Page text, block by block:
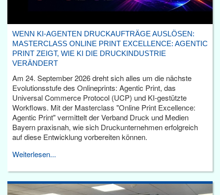
WENN KI-AGENTEN DRUCKAUFTRÄGE AUSLÖSEN:
MASTERCLASS ONLINE PRINT EXCELLENCE: AGENTIC
PRINT ZEIGT, WIE KI DIE DRUCKINDUSTRIE
VERÄNDERT
Am 24. September 2026 dreht sich alles um die nächste
Evolutionsstufe des Onlineprints: Agentic Print, das
Universal Commerce Protocol (UCP) und KI-gestützte
Workflows. Mit der Masterclass "Online Print Excellence:
Agentic Print" vermittelt der Verband Druck und Medien
Bayern praxisnah, wie sich Druckunternehmen erfolgreich
auf diese Entwicklung vorbereiten können.
Weiterlesen...